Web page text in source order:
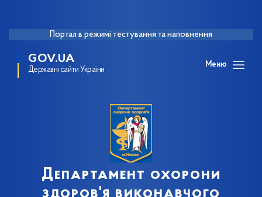
Портал в режимі тестування та наповнення
GOV.UA
Державні сайти України
Меню
Департамент охорони
здоров'я виконавчого